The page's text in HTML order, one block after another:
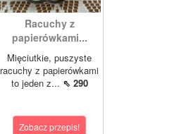
Racuchy z
papierówkami...
Mięciutkie, puszyste
racuchy z papierówkami
to jeden z... ⇖ 290
Zobacz przepis!